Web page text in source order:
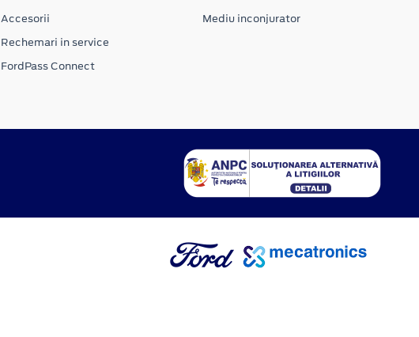
Accesorii
Rechemari in service
FordPass Connect
Mediu inconjurator